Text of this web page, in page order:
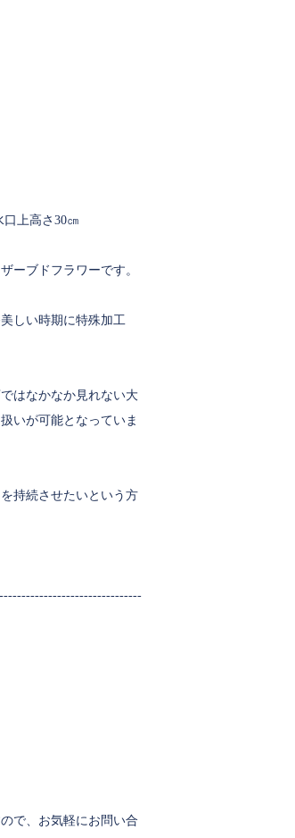
口上高さ30㎝
ーブドフラワーです。
しい時期に特殊加工
はなかなか見れない大
いが可能となっていま
持続させたいという方
で、お気軽にお問い合